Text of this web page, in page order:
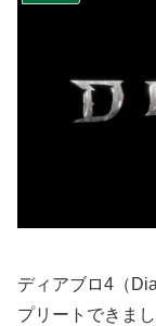
ディアブロ4（
プリートできま